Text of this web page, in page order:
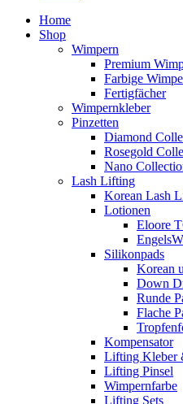
Home
Shop
Wimpern
Premium
Farbige
Fertigfächer
Wimpernkleber
Pinzetten
Diamond
Rosegold
Nano
Lash Lifting
Korean Lash
Lotionen
Eloore
Silikonpads
Korean
Down
Runde
Flache
Kompensator
Lifting Kleber
Lifting Pinsel
Wimpernfarbe
Lifting Sets